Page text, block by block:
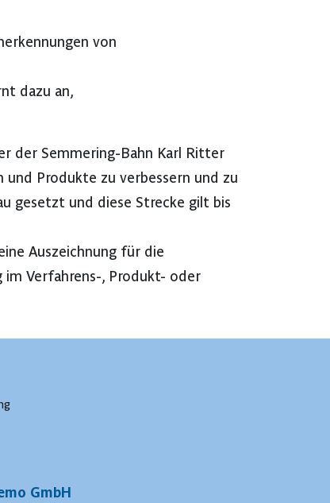
von
dazu an,
der Semmering-Bahn Karl Ritter
und Produkte zu verbessern und zu
gesetzt und diese Strecke gilt bis
Auszeichnung für die
Verfahrens-, Produkt- oder
GmbH